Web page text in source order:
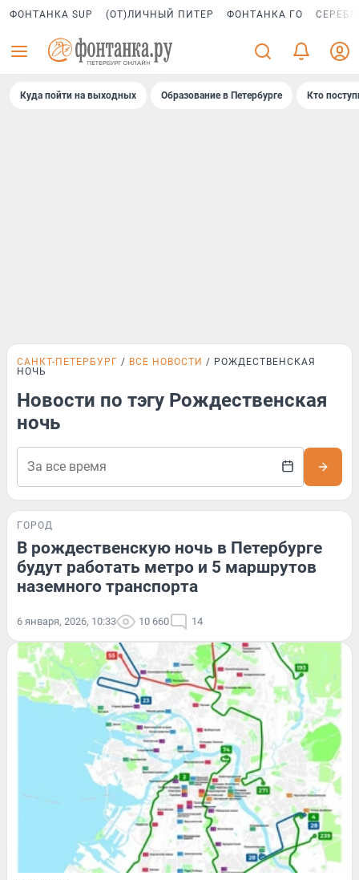
ФОНТАНКА SUP (ОТ)ЛИЧНЫЙ ПИТЕР ФОНТАНКА ГО
Куда пойти на выходных Образование в Петербурге Кто
САНКТ-ПЕТЕРБУРГ ВСЕ НОВОСТИ
РОЖДЕСТВЕНСКАЯ
НОЧЬ
Новости по тэгу Рождественская
ночь
ГОРОД
В рождественскую ночь в Петербурге
будут работать метро и 5 маршрутов
наземного транспорта
6 января, 2026, 10:33 10 660 14